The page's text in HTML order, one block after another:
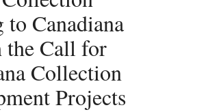
to Canadiana
the Call for
Collection
Projects